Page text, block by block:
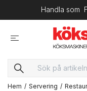
Handla som
Hem Servering